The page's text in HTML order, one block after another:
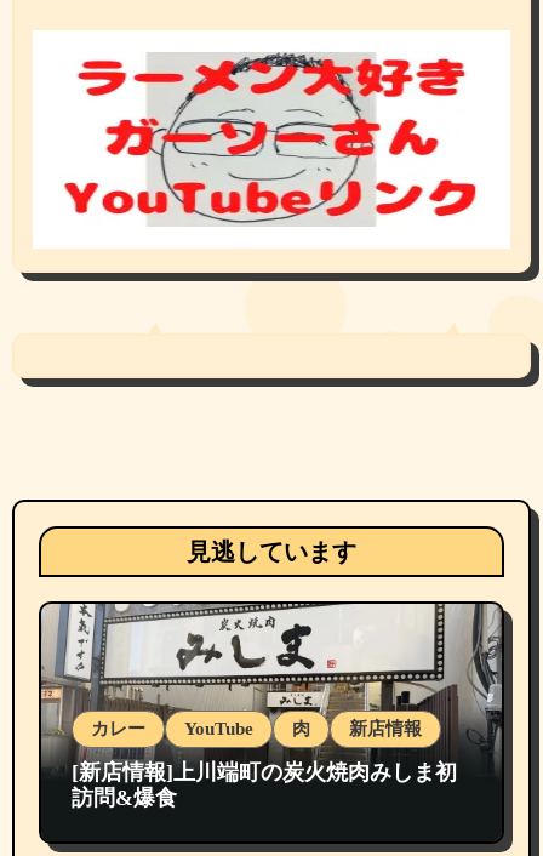
見逃しています
カレー YouTube 肉 新店情報
[新店情報]上川端町の炭火焼肉みしま初
訪問&爆食